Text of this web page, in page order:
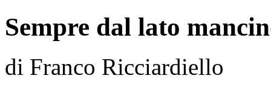
Sempre dal lato
di Franco Ricciardiello